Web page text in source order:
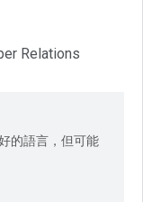
Relations
的語言，但可能